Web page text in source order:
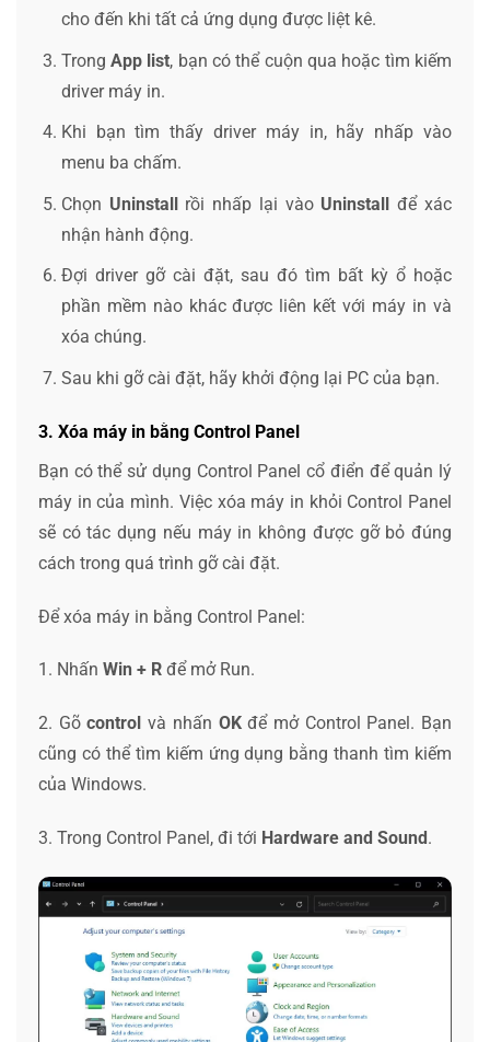
cho đến khi tất cả ứng dụng được liệt kê.
TrongApp list, bạn có thể cuộn qua hoặc tìm kiếm
driver máy in.
Khi bạn tìm thấy driver máy in, hãy nhấp vào
menu ba chấm.
Chọn Uninstallrồi nhấp lại vào Uninstall để xác
nhận hành động.
Đợi driver gỡ cài đặt, sau đó tìm bất kỳ ổ hoặc
phần mềm nào khác được liên kết với máy in và
xóa chúng.
Sau khi gỡ cài đặt, hãy khởi động lại PC của bạn.
3. Xóa máy in bằng Control Panel
Bạn có thể sử dụng Control Panel cổ điển để quản lý
máy in của mình. Việc xóa máy in khỏi Control Panel
sẽ có tác dụng nếu máy in không được gỡ bỏ đúng
cách trong quá trình gỡ cài đặt.
Để xóa máy in bằng Control Panel:
1. Nhấn Win + R để mở Run.
2. Gõcontrol và nhấn OKđể mở Control Panel. Bạn
cũng có thể tìm kiếm ứng dụng bằng thanh tìm kiếm
của Windows.
3. Trong Control Panel, đi tới Hardware and Sound.